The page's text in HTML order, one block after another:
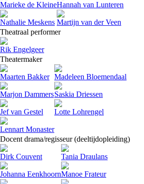
Marieke de KleineHannah van Lunteren
Nathalie Meskens Martijn van der Veen
Theatraal performer
Rik Engelgeer
Theatermaker
Maarten Bakker Madeleen Bloemendaal
Marjon DammersSaskia Driessen
Jef van Gestel Lotte Lohrengel
Lennart Monaster
Docent drama/­regisseur (deeltijdopleiding)
Dirk Couvent Tania Draulans
Johanna EenkhoornManoe Frateur